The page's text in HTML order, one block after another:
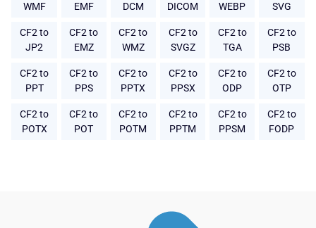
WMF
EMF
DCM
DICOM
WEBP
SVG
CF2 to
JP2
CF2 to
EMZ
CF2 to
WMZ
CF2 to
SVGZ
CF2 to
TGA
CF2 to
PSB
CF2 to
PPT
CF2 to
PPS
CF2 to
PPTX
CF2 to
PPSX
CF2 to
ODP
CF2 to
OTP
CF2 to
POTX
CF2 to
POT
CF2 to
POTM
CF2 to
PPTM
CF2 to
PPSM
CF2 to
FODP